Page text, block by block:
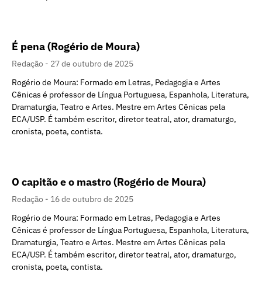
É pena (Rogério de Moura)
Redação
27 de outubro de 2025
Rogério de Moura: Formado em Letras, Pedagogia e Artes
Cênicas é professor de Língua Portuguesa, Espanhola, Literatura,
Dramaturgia, Teatro e Artes. Mestre em Artes Cênicas pela
ECA/USP. É também escritor, diretor teatral, ator, dramaturgo,
cronista, poeta, contista.
O capitão e o mastro (Rogério de Moura)
Redação
16 de outubro de 2025
Rogério de Moura: Formado em Letras, Pedagogia e Artes
Cênicas é professor de Língua Portuguesa, Espanhola, Literatura,
Dramaturgia, Teatro e Artes. Mestre em Artes Cênicas pela
ECA/USP. É também escritor, diretor teatral, ator, dramaturgo,
cronista, poeta, contista.